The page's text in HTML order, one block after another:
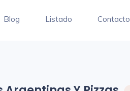
Blog Listado Contacto